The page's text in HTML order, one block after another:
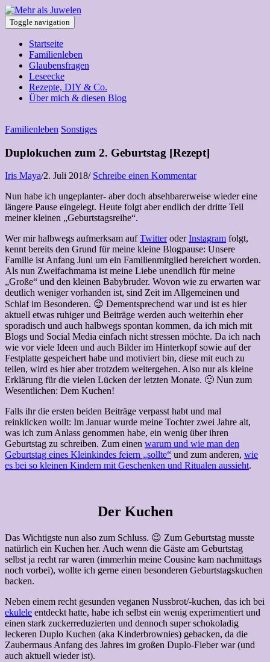
Toggle navigation
Startseite
Familienleben
Glaubensfragen
Leseecke
Rezepte, DIY & Co.
Über mich & diesen Blog
Familienleben Sonstiges
Duplokuchen zum 2. Geburtstag [Rezept]
Iris Maya/2. Juli 2018/ Schreibe einen Kommentar
Nun habe ich ungeplanter- aber doch absehbarerweise wieder eine
längere Pause eingelegt. Heute folgt aber endlich der dritte Teil
meiner kleinen „Geburtstagsreihe“.
Wer mir halbwegs aufmerksam aufTwitteroderInstagram folgt,
kennt bereits den Grund für meine kleine Blogpause: Unsere
Familie ist Anfang Juni um ein Familienmitglied bereichert worden.
Als nun Zweifachmama ist meine Liebe unendlich für meine
„Große“ und den kleinen Babybruder. Wovon wie zu erwarten war
deutlich weniger vorhanden ist, sind Zeit im Allgemeinen und
Schlaf im Besonderen. 😉 Dementsprechend war und ist es hier
aktuell etwas ruhiger und Beiträge werden auch weiterhin eher
sporadisch und auch halbwegs spontan kommen, da ich mich mit
Blogs und Social Media einfach nicht stressen möchte. Da ich nach
wie vor viele Ideen und auch Bilder im Hinterkopf sowie auf der
Festplatte gespeichert habe und motiviert bin, diese mit euch zu
teilen, wird es hier aber trotzdem weitergehen. Also nur als kleine
Erklärung für die vielen Lücken der letzten Monate. 🙂 Nun zum
Wesentlichen: Dem Kuchen!
Falls ihr die ersten beiden Beiträge verpasst habt und mal
reinklicken wollt: Im Januar wurde meine Tochter zwei Jahre alt,
was ich zum Anlass genommen habe, ein wenig über ihren
Geburtstag zu schreiben. Zum einen warum und wie man den
Geburtstag eines Kleinkindes feiern „sollte“ und zum anderen, wie
es bei so kleinen Kindern mit Geschenken und Ritualen aussieht.
Der Kuchen
Das Wichtigste nun also zum Schluss. 😉 Zum Geburtstag musste
natürlich ein Kuchen her. Auch wenn die Gäste am Geburtstag
selbst ja recht rar waren (immerhin meine Cousine kam nachmittags
noch vorbei), wollte ich gerne einen besonderen Geburtstagskuchen
backen.
Neben einem recht gesunden veganen Nussbrot/-kuchen, das ich bei
ekulele entdeckt hatte, habe ich selbst ein wenig experimentiert und
einen stark zuckerreduzierten und dennoch super schokoladig
leckeren Duplo Kuchen (aka Kinderbrownies) gebacken, da die
Zaubermaus Anfang des Jahres im großen Duplo-Fieber war (und
auch aktuell wieder ist).